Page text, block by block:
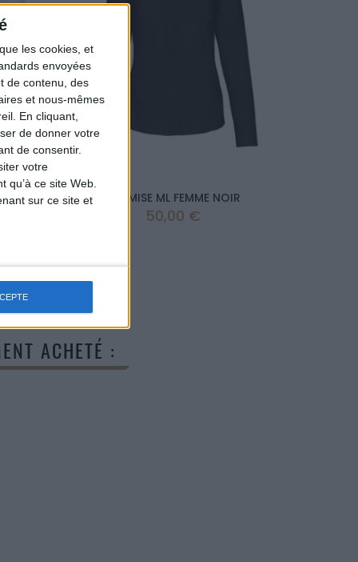
les cookies, et
envoyées
de contenu, des
et nous-mêmes
En cliquant,
de donner votre
de consentir.
votre
ce site Web.
sur ce site et
CHEMISE ML FEMME NOIR
Prix
50,00 €
ACHETÉ :